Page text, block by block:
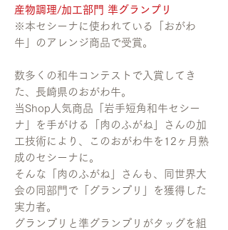
産物調理/加工部門 準グランプリ
※本セシーナに使われている「おがわ
牛」のアレンジ商品で受賞。
数多くの和牛コンテストで入賞してき
た、長崎県のおがわ牛。
当Shop人気商品「岩手短角和牛セシー
ナ」を手がける「肉のふがね」さんの加
工技術により、このおがわ牛を12ヶ月熟
成のセシーナに。
そんな「肉のふがね」さんも、同世界大
会の同部門で「グランプリ」を獲得した
実力者。
グランプリと準グランプリがタッグを組